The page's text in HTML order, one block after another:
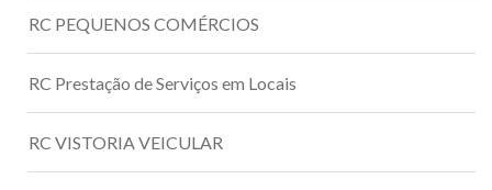
RC PEQUENOS COMÉRCIOS
RC Prestação de Serviços em Locais
RC VISTORIA VEICULAR